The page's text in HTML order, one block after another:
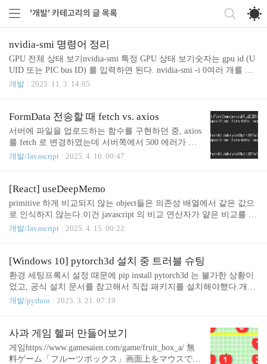
'개발' 카테고리의 글 목록
nvidia-smi 명령어 정리
GPU 전체 상태 보기nvidia-smi 특정 GPU 상태 보기숫자는 gpu id (U
UID 또는 PIC bus ID) 를 입력하면 된다. nvidia-smi -i 0여러 개를 한
번에 출력할 수 도 있다.$ nvidia-smi -i 0,3Mon Nov 3 14:02:05 2025+-
|-------------------------------+----------------------+----------------------+|
G..
개발 2025. 11. 3. 14:05
FormData 전송할 때 fetch vs. axios
서버에 파일을 업로드하는 함수를 구현하던 중, axios
를 fetch 로 변경하였는데 서버쪽에서 500 에러가 발
생했다.문제는 서버에 도달한 요청 데이터에 Request
있던 기존의 함수 로직이다.axios .post(ENDPOINT, f
ormData, { headers: { 'Content-Type': 'multipart/form-d
ata', }, }) .then((data) => console.log(data))다음으로 fe
tch로 변경한 함수 로직이다.fetch(ENDPOINT, { meth
od: 'POST', headers: { 'Content-Type':..
개발/Javascript 2025. 4. 16. 00:47
[React] useDeepMemo
primitive 하게 비교되지 않는 object들은 의존성 배열에서 같은 값으
로 인식하지 않는다.이건 javascript 의 비교 연산자가 얕은 비교를 하
기 때문이다. 아래는 대표적인 사례.{} == {}// output: false즉, 아래의
른 값으로 인식된다.const complexMemo = useMemo(() => complexOb
ject, [complextObject])아래와 같이 비교 대상을 문자열로 변경해서
해결하는 방법도 있는데, 보기에도 느껴지지만 그렇게 권장되는 방
개발/Javascript 2025. 4. 15. 00:22
[Windows 10] pytorch3d 설치 중 트러블 슈팅
환경 세팅프록시 설정 때문에 pip install pytorch3d 는 불가한 상황이
었고, 공식 설치 문서를 참고해서 직접 패키지를 설치해야했다.개인
적으로 conda 를 잘 사용하지 않기도 하고, conda 세팅도 불가한 상황
n pytorch-cudaCL 명령어를 못 찾음...copying pytorch3d\datasets\shape
net\shapenet_synset_dict_v2.json -> build\lib.win-amd64-cpython-311\py
torch3d\datase..
개발/python 2025. 3. 21. 07:19
사과 게임 헬퍼 만들어보기
게임https://www.gamesaien.com/game/fruit_box_a/ 無
料ゲーム「フルーツボックス」画面上をマウスでド